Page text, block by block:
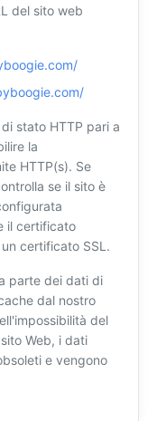
del sito web
stato HTTP pari a
la
HTTP(s). Se
se il sito è
il certificato
certificato SSL.
parte dei dati di
dal nostro
del
Web, i dati
e vengono